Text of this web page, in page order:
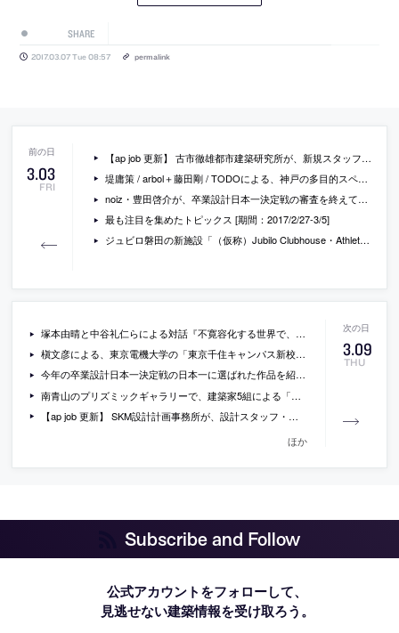
SHARE
2017.03.07 Tue 08:57 permalink
3.03
FRI
【ap job 更新】 古市徹雄都市建築研究所が、新規スタッフ(新卒・経験者)を募集中
堤庸策 / arbol＋藤田剛 / TODOによる、神戸の多目的スペース「公共施設オープン・リノベーション KIITO」
noiz・豊田啓介が、卒業設計日本一決定戦の審査を終えて、学生に向けて発信したメッセージ
最も注目を集めたトピックス [期間：2017/2/27-3/5]
ジュビロ磐田の新施設「（仮称）Jubilo Clubhouse・Athlete Center」を渡辺隆建築設計事務所が設計
3.09
THU
塚本由晴と中谷礼仁らによる対話『不寛容化する世界で、暮らしのエコロジーと生産や建設について考える（22人で。）』
槇文彦による、東京電機大学の「東京千住キャンパス新校舎」が完成
今年の卒業設計日本一決定戦の日本一に選ばれた作品を紹介するニュース記事
南青山のプリズミックギャラリーで、建築家5組による「ととのえる展」が開催 [2017/3/17-4/29]
【ap job 更新】 SKM設計計画事務所が、設計スタッフ・アルバイトを募集中
ほか
Subscribe and Follow
公式アカウントをフォローして、
見逃せない建築情報を受け取ろう。